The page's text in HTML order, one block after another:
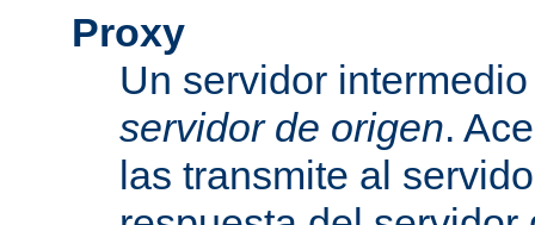
Proxy
Un servidor
servidor de origen.
las transmite al